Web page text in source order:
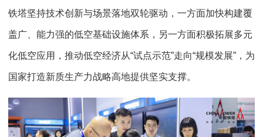
铁塔坚持技术创新与场景落地双轮驱动，一方面加快构建覆
盖广、能力强的低空基础设施体系，另一方面积极拓展多元
化低空应用，推动低空经济从“试点示范”走向“规模发展”，为
国家打造新质生产力战略高地提供坚实支撑。